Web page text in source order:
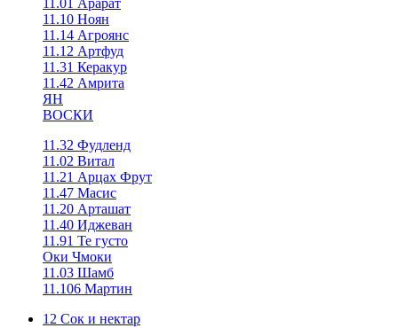
11.01 Арарат
11.10 Ноян
11.14 Агроянс
11.12 Артфуд
11.31 Керакур
11.42 Амрита
ЯН
ВОСКИ
11.32 Фудленд
11.02 Витал
11.21 Арцах Фрут
11.47 Масис
11.20 Арташат
11.40 Иджеван
11.91 Те густо
Оки Чмоки
11.03 Шамб
11.106 Мартин
12 Сок и нектар